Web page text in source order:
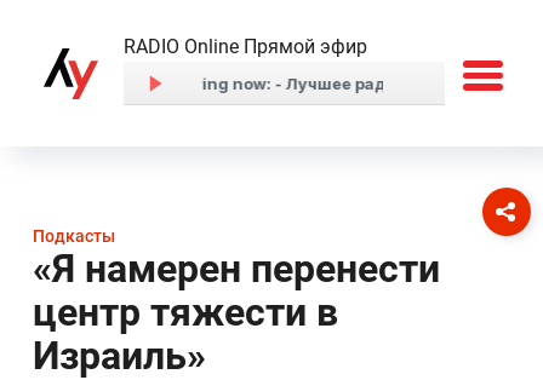
RADIO Online Прямой эфир
Подкасты
«Я намерен перенести
центр тяжести в
Израиль»